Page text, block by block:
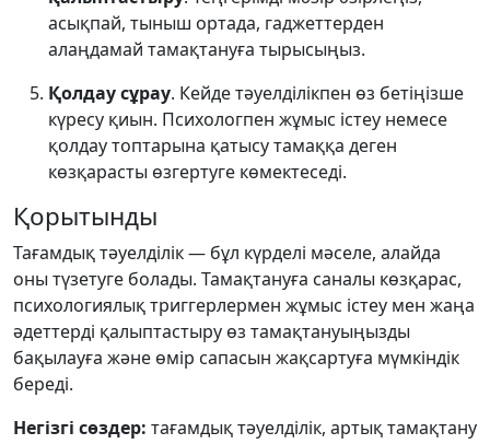
асықпай, тыныш ортада, гаджеттерден
алаңдамай тамақтануға тырысыңыз.
Қолдау сұрау. Кейде тәуелділікпен өз бетіңізше
күресу қиын. Психологпен жұмыс істеу немесе
қолдау топтарына қатысу тамаққа деген
көзқарасты өзгертуге көмектеседі.
Қорытынды
Тағамдық тәуелділік — бұл күрделі мәселе, алайда
оны түзетуге болады. Тамақтануға саналы көзқарас,
психологиялық триггерлермен жұмыс істеу мен жаңа
әдеттерді қалыптастыру өз тамақтануыңызды
бақылауға және өмір сапасын жақсартуға мүмкіндік
береді.
Негізгі сөздер: тағамдық тәуелділік, артық тамақтану